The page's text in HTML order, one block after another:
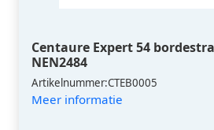
Centaure Expert 54
NEN2484
Artikelnummer:CTEB0005
Meer informatie